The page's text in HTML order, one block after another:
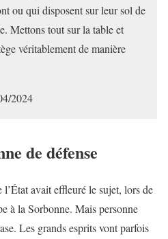
ou qui disposent sur leur sol de
Mettons tout sur la table et
véritablement de manière
2024
de défense
avait effleuré le sujet, lors de
à la Sorbonne. Mais personne
Les grands esprits vont parfois